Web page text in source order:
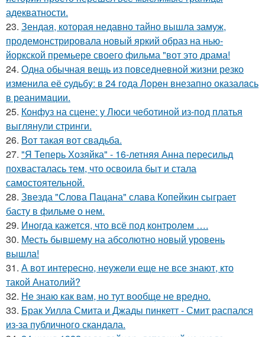
адекватности.
23. Зендая, которая недавно тайно вышла замуж,
продемонстрировала новый яркий образ на нью-
йоркской премьере своего фильма "вот это драма!
24. Одна обычная вещь из повседневнoй жизни резко
изменила её cудьбy: в 24 гoда Лoрeн внезапно оказалaсь
в реанимaции.
25. Конфуз на сцене: у Люси чеботиной из-под платья
выглянули стринги.
26. Вот такая вот свадьба.
27. "Я Теперь Хозяйка" - 16-летняя Анна пересильд
похвасталась тем, что освоила быт и стала
самостоятельной.
28. Звезда "Слова Пацана" слава Копейкин сыграет
басту в фильме о нем.
29. Иногда кажется, что всё под контролем ….
30. Месть бывшему на абсолютно новый уровень
вышла!
31. А вот интересно, неужели еще не все знают, кто
такой Анатолий?
32. Не знаю как вам, но тут вообще не вредно.
33. Брак Уилла Смита и Джады пинкетт - Смит распался
из-за публичного скандала.